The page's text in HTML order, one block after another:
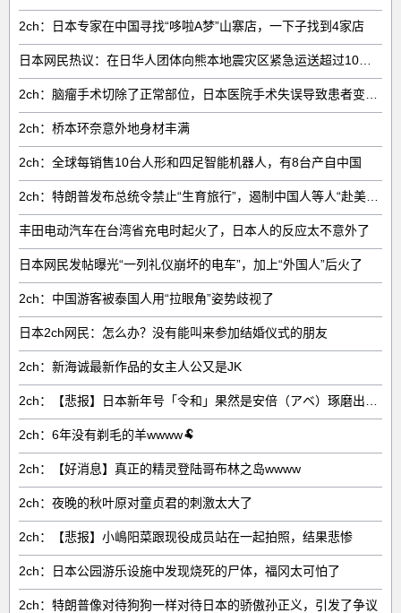
2ch：日本专家在中国寻找“哆啦A梦”山寨店，一下子找到4家店
2ch：桥本环奈意外地身材丰满
2ch：全球每销售‌10台人形和四足智能机器人‌，有‌8台‌产自中国
丰田电动汽车在台湾省充电时起火了，日本人的反应太不意外了
日本网民发帖曝光“一列礼仪崩坏的电车”，加上“外国人”后火了
2ch：中国游客被泰国人用“拉眼角”姿势歧视了
日本2ch网民：怎么办？没有能叫来参加结婚仪式的朋友
2ch：新海诚最新作品的女主人公又是JK
2ch：6年没有剃毛的羊wwww🐏
2ch：【好消息】真正的精灵登陆哥布林之岛wwww
2ch：夜晚的秋叶原对童贞君的刺激太大了
2ch：【悲报】小嶋阳菜跟现役成员站在一起拍照，结果悲惨
2ch：日本公园游乐设施中发现烧死的尸体，福冈太可怕了
2ch：特朗普像对待狗狗一样对待日本的骄傲孙正义，引发了争议